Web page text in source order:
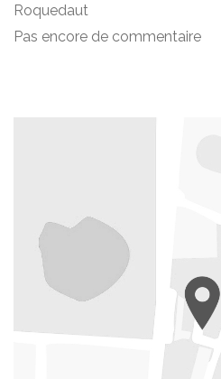
Roquedaut
Pas encore de commentaire